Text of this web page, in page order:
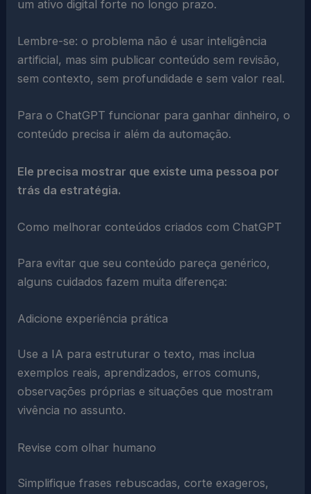
um ativo digital forte no longo prazo.
Lembre-se: o problema não é usar inteligência
artificial, mas sim publicar conteúdo sem revisão,
sem contexto, sem profundidade e sem valor real.
Para o ChatGPT funcionar para ganhar dinheiro, o
conteúdo precisa ir além da automação.
Ele precisa mostrar que existe uma pessoa por
trás da estratégia.
Como melhorar conteúdos criados com ChatGPT
Para evitar que seu conteúdo pareça genérico,
alguns cuidados fazem muita diferença:
Adicione experiência prática
Use a IA para estruturar o texto, mas inclua
exemplos reais, aprendizados, erros comuns,
observações próprias e situações que mostram
vivência no assunto.
Revise com olhar humano
Simplifique frases rebuscadas, corte exageros,